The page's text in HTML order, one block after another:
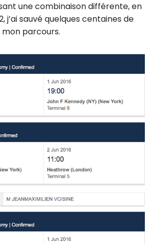
une combinaison différente, en
j’ai sauvé quelques centaines de
parcours.